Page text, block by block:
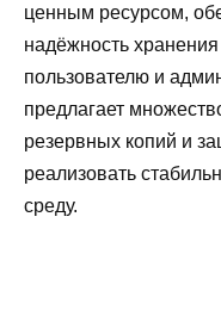
ценным ресурсом,
надёжность
пользователю и
предлагает
резервных копий и
реализовать
среду.